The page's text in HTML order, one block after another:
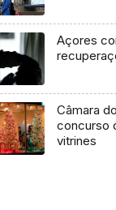
Açores
Câmara
concurso
vitrines